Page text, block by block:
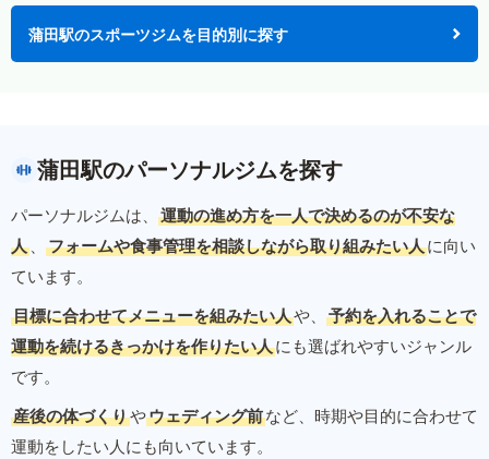
蒲田駅のスポーツジムを目的別に探す
蒲田駅のパーソナルジムを探す
パーソナルジムは、
運動の進め方を一人で決めるのが不安な
人 、 フォームや食事管理を相談しながら取り組みたい人に向い
ています。
目標に合わせてメニューを組みたい人や、
予約を入れることで
運動を続けるきっかけを作りたい人にも選ばれやすいジャンル
です。
産後の体づくりやウェディング前など、時期や目的に合わせて
運動をしたい人にも向いています。